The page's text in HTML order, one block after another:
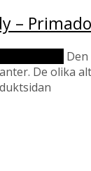
–
De olika